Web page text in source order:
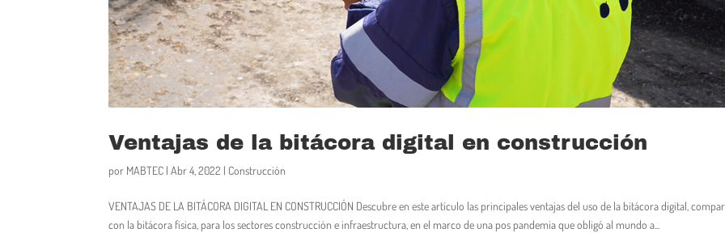
Ventajas de la bitácora digital en construcción
por MABTEC |Abr 4, 2022 | Construcción
VENTAJAS DE LA BITÁCORA DIGITAL EN CONSTRUCCIÓN Descubre en este artículo las principales ventajas del uso de la bitácora digital,
con la bitácora física, para los sectores construcción e infraestructura, en el marco de una pos pandemia que obligó al mundo a...